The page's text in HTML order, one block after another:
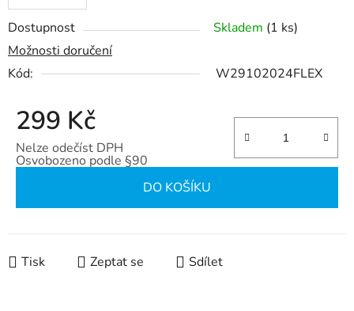
Dostupnost Skladem (1 ks)
Možnosti doručení
Kód:
W29102024FLEX
299 Kč
Nelze odečíst DPH
Osvobozeno podle §90
DO KOŠÍKU
Tisk Zeptat se Sdílet